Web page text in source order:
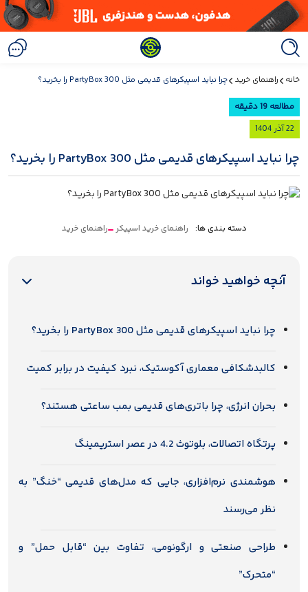
خانه راهنمای خرید چرا نباید اسپیکرهای قدیمی مثل PartyBox 300 را بخرید؟
مطالعه 19 دقیقه
22 آذر 1404
چرا نباید اسپیکرهای قدیمی مثل PartyBox 300 را بخرید؟
دسته بندی ها: راهنمای خرید اسپیکر راهنمای خرید
آنچه خواهید خواند
چرا نباید اسپیکرهای قدیمی مثل PartyBox 300 را بخرید؟
کالبدشکافی معماری آکوستیک، نبرد کیفیت در برابر کمیت
بحران انرژی، چرا باتری‌های قدیمی بمب ساعتی هستند؟
پرتگاه اتصالات، بلوتوث 4.2 در عصر استریمینگ
هوشمندی نرم‌افزاری، جایی که مدل‌های قدیمی “خنگ” به
نظر می‌رسند
طراحی صنعتی و ارگونومی، تفاوت بین “قابل حمل” و
“متحرک”